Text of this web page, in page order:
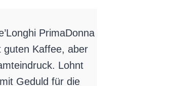
PrimaDonna
guten Kaffee, aber
Lohnt
Geduld für die